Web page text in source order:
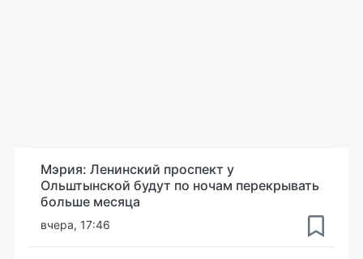
Мэрия: Ленинский проспект у
Ольштынской будут по ночам перекрывать
больше месяца
вчера, 17:46